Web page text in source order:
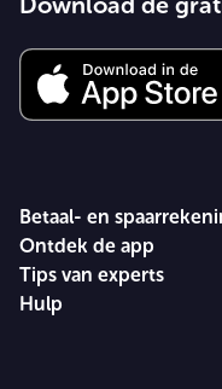
Betaal- en
Ontdek de app
Tips van experts
Hulp